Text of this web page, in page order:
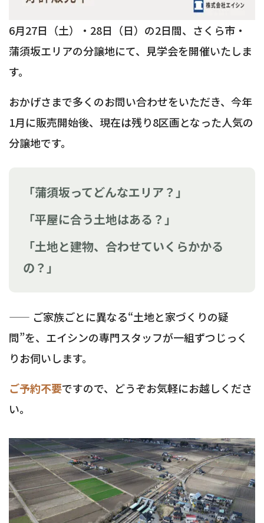
6月27日（土）・28日（日）の2日間、さくら市・
蒲須坂エリアの分譲地にて、見学会を開催いたしま
す。
おかげさまで多くのお問い合わせをいただき、今年
1月に販売開始後、現在は残り8区画となった人気の
分譲地です。
「蒲須坂ってどんなエリア？」
「平屋に合う土地はある？」
「土地と建物、合わせていくらかかる
の？」
—— ご家族ごとに異なる“土地と家づくりの疑
問”を、エイシンの専門スタッフが一組ずつじっく
りお伺いします。
ご予約不要ですので、どうぞお気軽にお越しくださ
い。